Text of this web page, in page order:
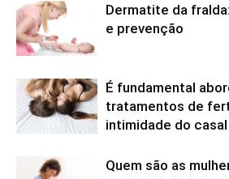
Dermatite da
e prevenção
É fundamental
tratamentos de
intimidade do casal
Quem são as